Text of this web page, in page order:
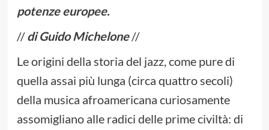
potenze europee.
//di Guido Michelone//
Le origini della storia del jazz, come pure di
quella assai più lunga (circa quattro secoli)
della musica afroamericana curiosamente
assomigliano alle radici delle prime civiltà: di